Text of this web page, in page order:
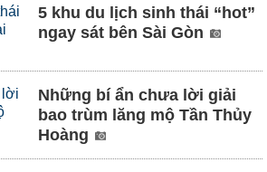
5 khu du lịch sinh thái “hot”
ngay sát bên Sài Gòn
Những bí ẩn chưa lời giải
bao trùm lăng mộ Tần Thủy
Hoàng